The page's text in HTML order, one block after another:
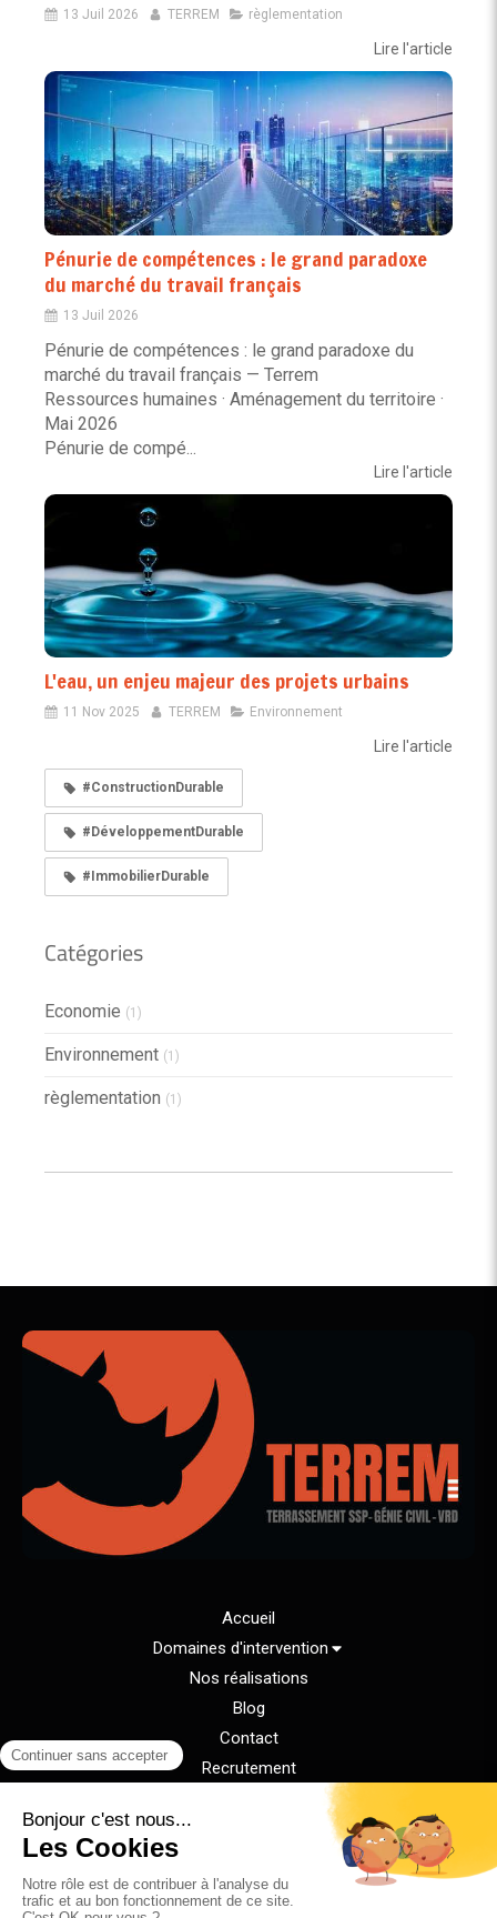
13 Juil 2026 TERREM règlementation
Lire l'article
Pénurie de compétences : le grand paradoxe
du marché du travail français
13 Juil 2026
Pénurie de compétences : le grand paradoxe du
marché du travail français — Terrem
Ressources humaines · Aménagement du territoire ·
Mai 2026
Pénurie de compé...
Lire l'article
L'eau, un enjeu majeur des projets urbains
11 Nov 2025 TERREM Environnement
Lire l'article
#ConstructionDurable
#DéveloppementDurable
#ImmobilierDurable
Catégories
Economie (1)
Environnement (1)
règlementation (1)
Accueil
Domaines d'intervention
Nos réalisations
Blog
Contact
Recrutement
Demander un devis